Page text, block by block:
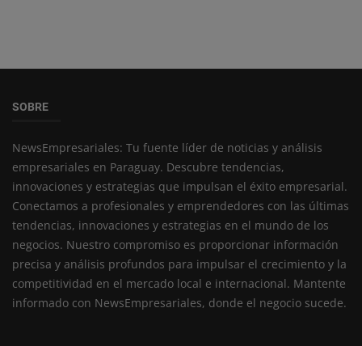
SOBRE
NewsEmpresariales: Tu fuente líder de noticias y análisis
empresariales en Paraguay. Descubre tendencias,
innovaciones y estrategias que impulsan el éxito empresarial.
Conectamos a profesionales y emprendedores con las últimas
tendencias, innovaciones y estrategias en el mundo de los
negocios. Nuestro compromiso es proporcionar información
precisa y análisis profundos para impulsar el crecimiento y la
competitividad en el mercado local e internacional. Mantente
informado con NewsEmpresariales, donde el negocio sucede.